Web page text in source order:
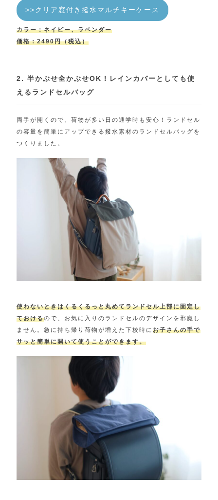
>>クリア窓付き撥水マルチキーケース
カラー：ネイビー、ラベンダー
価格：2490円（税込）
2. 半かぶせ全かぶせOK！レインカバーとしても使
えるランドセルバッグ
両手が開くので、荷物が多い日の通学時も安心！ランドセル
の容量を簡単にアップできる撥水素材のランドセルバッグを
つくりました。
使わないときはくるくるっと丸めてランドセル上部に固定し
ておけるので、お気に入りのランドセルのデザインを邪魔し
ません。急に持ち帰り荷物が増えた下校時に お子さんの手で
サッと簡単に開いて使うことができます。